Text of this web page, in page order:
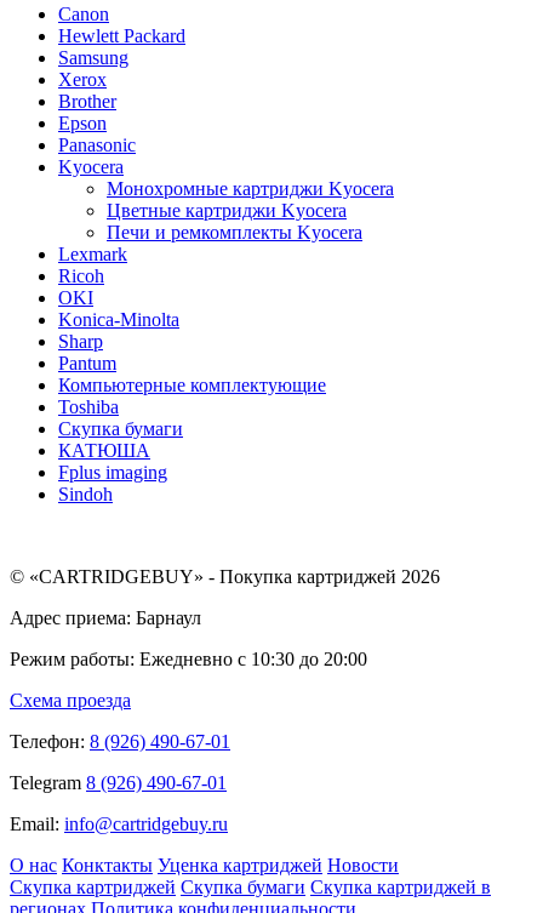
Canon
Hewlett Packard
Samsung
Xerox
Brother
Epson
Panasonic
Kyocera
Монохромные картриджи Kyocera
Цветные картриджи Kyocera
Печи и ремкомплекты Kyocera
Lexmark
Ricoh
OKI
Konica-Minolta
Sharp
Pantum
Компьютерные комплектующие
Toshiba
Скупка бумаги
КАТЮША
Fplus imaging
Sindoh
© «CARTRIDGEBUY» - Покупка картриджей 2026
Адрес приема: Барнаул
Режим работы: Ежедневно с 10:30 до 20:00
Схема проезда
Телефон: 8 (926) 490-67-01
Telegram 8 (926) 490-67-01
Email: info@cartridgebuy.ru
О нас Конктакты Уценка картриджей Новости
Скупка картриджей Скупка бумаги Скупка картриджей в
регионах Политика конфиденциальности